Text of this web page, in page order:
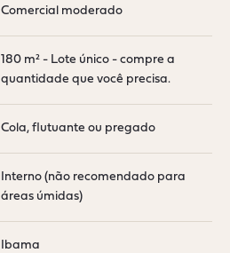
Comercial moderado
180 m² - Lote único - compre a
quantidade que você precisa.
Cola, flutuante ou pregado
Interno (não recomendado para
áreas úmidas)
Ibama